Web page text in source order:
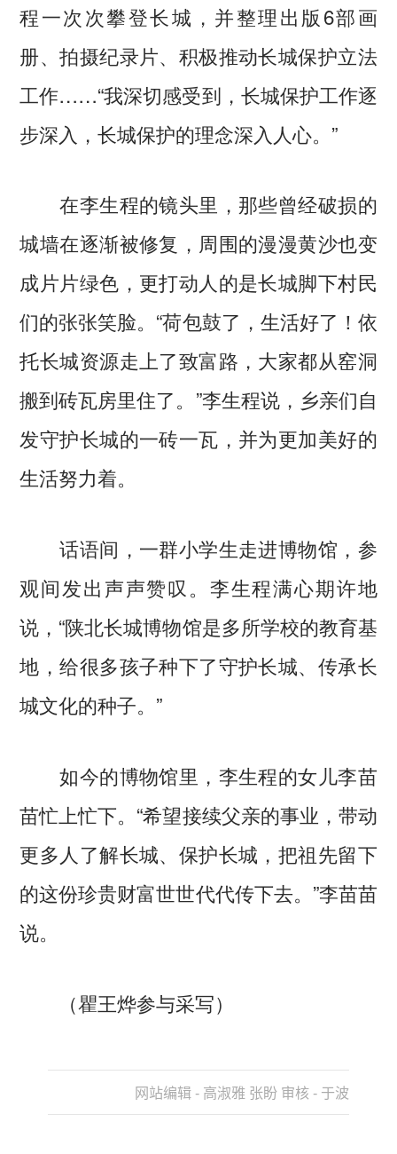
程一次次攀登长城，并整理出版6部画
册、拍摄纪录片、积极推动长城保护立法
工作……“我深切感受到，长城保护工作逐
步深入，长城保护的理念深入人心。”
在李生程的镜头里，那些曾经破损的
城墙在逐渐被修复，周围的漫漫黄沙也变
成片片绿色，更打动人的是长城脚下村民
们的张张笑脸。“荷包鼓了，生活好了！依
托长城资源走上了致富路，大家都从窑洞
搬到砖瓦房里住了。”李生程说，乡亲们自
发守护长城的一砖一瓦，并为更加美好的
生活努力着。
话语间，一群小学生走进博物馆，参
观间发出声声赞叹。李生程满心期许地
说，“陕北长城博物馆是多所学校的教育基
地，给很多孩子种下了守护长城、传承长
城文化的种子。”
如今的博物馆里，李生程的女儿李苗
苗忙上忙下。“希望接续父亲的事业，带动
更多人了解长城、保护长城，把祖先留下
的这份珍贵财富世世代代传下去。”李苗苗
说。
（瞿王烨参与采写）
网站编辑 - 高淑雅 张盼 审核 - 于波